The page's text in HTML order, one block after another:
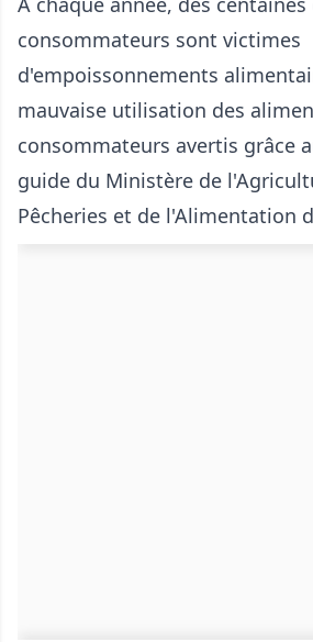
consommateurs sont victimes
d'empoissonnements
mauvaise utilisation des
consommateurs avertis grâce
guide du Ministère de
Pêcheries et de l'Alimentation